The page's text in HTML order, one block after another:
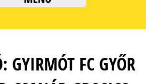
GYIRMÓT FC GYŐR